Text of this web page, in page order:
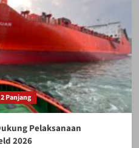
Panjang
Pelaksanaan
2026